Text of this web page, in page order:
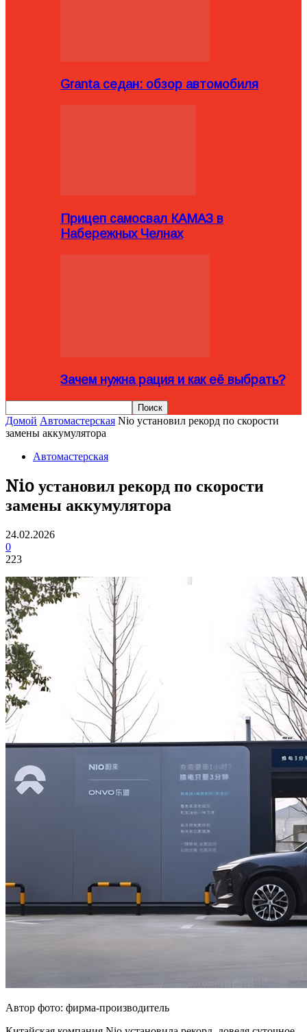
Granta седан: обзор автомобиля
Прицеп самосвал КАМАЗ в
Набережных Челнах
Зачем нужна рация и как её выбрать?
Домой Автомастерская Nio установил рекорд по скорости
замены аккумулятора
Автомастерская
Nio установил рекорд по скорости
замены аккумулятора
24.02.2026
0
223
Автор фото: фирма-производитель